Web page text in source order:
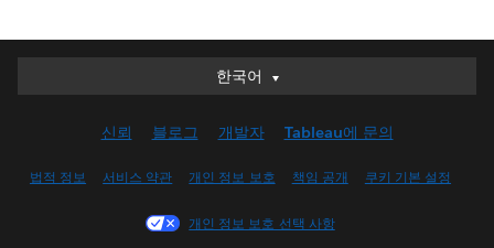
한국어
한국어
English (UK)
Français (Canada)
신뢰 블로그 개발자 Tableau에 문의
법적 정보 서비스 약관 개인 정보 보호 책임 공개 쿠키 기본 설정
개인 정보 보호 선택 사항